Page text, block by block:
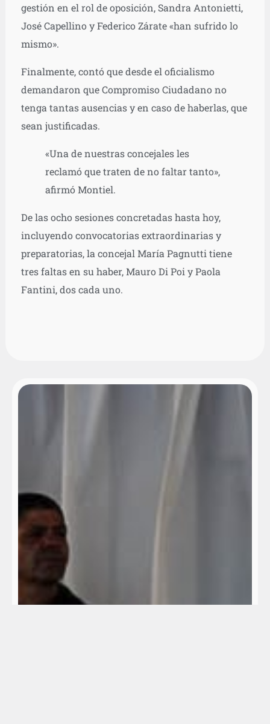
gestión en el rol de oposición, Sandra Antonietti,
José Capellino y Federico Zárate «han sufrido lo
mismo».
Finalmente, contó que desde el oficialismo
demandaron que Compromiso Ciudadano no
tenga tantas ausencias y en caso de haberlas, que
sean justificadas.
«Una de nuestras concejales les
reclamó que traten de no faltar tanto»,
afirmó Montiel.
De las ocho sesiones concretadas hasta hoy,
incluyendo convocatorias extraordinarias y
preparatorias, la concejal María Pagnutti tiene
tres faltas en su haber, Mauro Di Poi y Paola
Fantini, dos cada uno.